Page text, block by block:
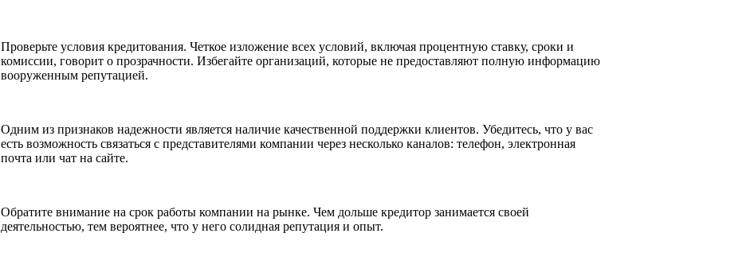
Проверьте условия кредитования. Четкое изложение всех условий, включая процентную ставку, сроки и
комиссии, говорит о прозрачности. Избегайте организаций, которые не предоставляют полную информацию
вооруженным репутацией.
Одним из признаков надежности является наличие качественной поддержки клиентов. Убедитесь, что у вас
есть возможность связаться с представителями компании через несколько каналов: телефон, электронная
почта или чат на сайте.
Обратите внимание на срок работы компании на рынке. Чем дольше кредитор занимается своей
деятельностью, тем вероятнее, что у него солидная репутация и опыт.